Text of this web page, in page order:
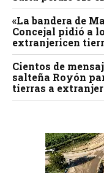
«La bandera de
Concejal pidió a
extranjericen
Cientos de
salteña Royón
tierras a